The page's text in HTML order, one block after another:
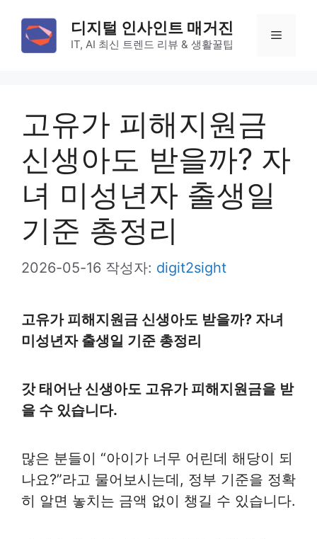
디지털 인사인트 매거진
IT, AI 최신 트렌드 리뷰 & 생활꿀팁
메
고유가 피해지원금
신생아도 받을까? 자
녀 미성년자 출생일
기준 총정리
2026-05-16 작성자: digit2sight
고유가 피해지원금 신생아도 받을까? 자녀
미성년자 출생일 기준 총정리
갓 태어난 신생아도 고유가 피해지원금을 받
을 수 있습니다.
많은 분들이 “아이가 너무 어린데 해당이 되
나요?”라고 물어보시는데, 정부 기준을 정확
히 알면 놓치는 금액 없이 챙길 수 있습니다.